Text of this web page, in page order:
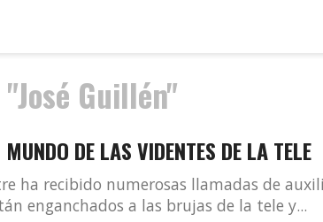
Guillén"
DE LAS VIDENTES DE LA TELE
ha recibido numerosas llamadas de
enganchados a las brujas de la tele y...